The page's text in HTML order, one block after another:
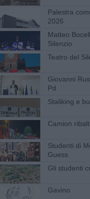
Palestra
2026
Matteo
Silenzio
Teatro del
Giovanni
Pd
Staliking e
Camion
Studenti di
Guess
Gli studenti
Gavino